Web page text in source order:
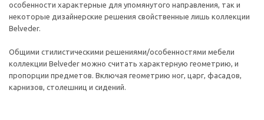
особенности характерные для упомянутого направления, так и
некоторые дизайнерские решения свойственные лишь коллекции
Belveder.
Общими стилистическими решениями/особенностями мебели
коллекции Belveder можно считать характерную геометрию, и
пропорции предметов. Включая геометрию ног, царг, фасадов,
карнизов, столешниц и сидений.